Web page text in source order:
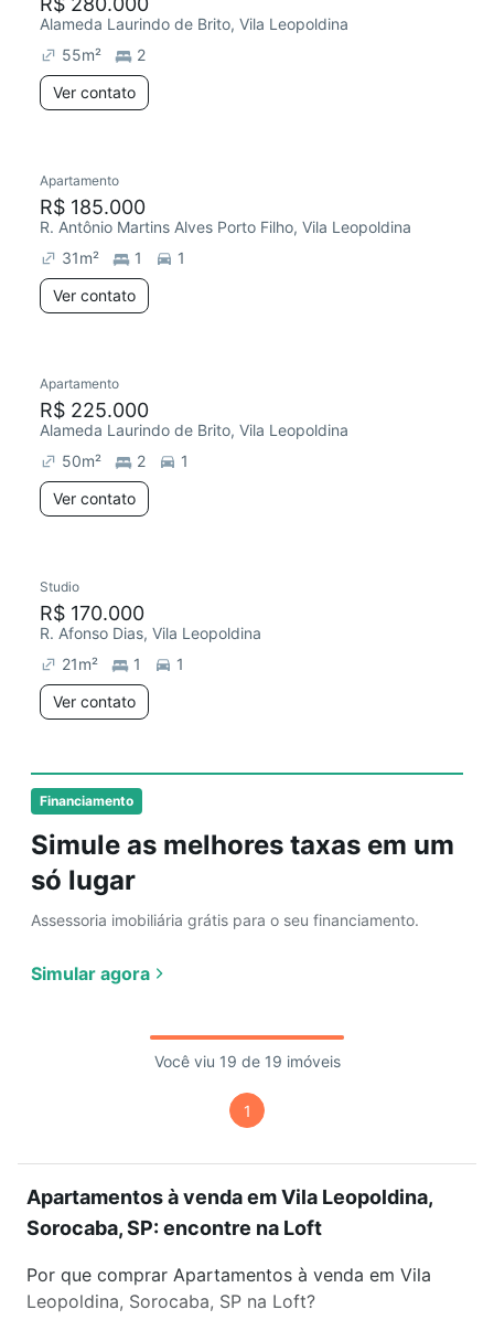
Financiamento
Simule as melhores taxas em um
só lugar
Assessoria imobiliária grátis para o seu financiamento.
Simular agora
Alameda Laurindo de Brito, Vila Leopoldina
55m²
2
Ver contato
Apartamento
R$ 185.000
R. Antônio Martins Alves Porto Filho, Vila Leopoldina
31m² 1
1
Ver contato
Apartamento
R$ 225.000
Alameda Laurindo de Brito, Vila Leopoldina
50m² 2
1
Ver contato
Studio
R$ 170.000
R. Afonso Dias, Vila Leopoldina
21m² 1
1
Ver contato
Você viu 19 de 19 imóveis
1
Apartamentos à venda em Vila Leopoldina,
Sorocaba, SP: encontre na Loft
Por que comprar Apartamentos à venda em Vila
Leopoldina, Sorocaba, SP na Loft?